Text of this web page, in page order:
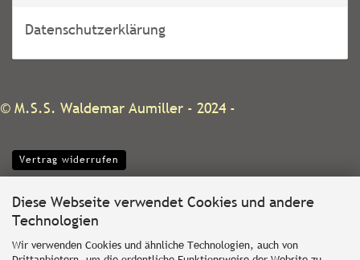
Diese Webseite verwendet Cookies und andere
Technologien
Wir verwenden Cookies und ähnliche Technologien, auch von
Datenschutzerklärung
© M.S.S. Waldemar Aumiller - 2024 -
Vertrag widerrufen